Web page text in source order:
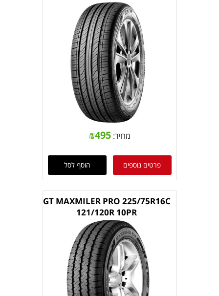
מחיר: ₪495
פרטים נוספים הוסף לסל
GT MAXMILER PRO 225/75R16C
121/120R 10PR